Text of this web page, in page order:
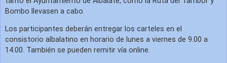
Bombo llevasen a cabo.
Los participantes deberán entregar los carteles en el
consistorio albalatino en horario de lunes a viernes de 9.00 a
14.00. También se pueden remitir vía online.